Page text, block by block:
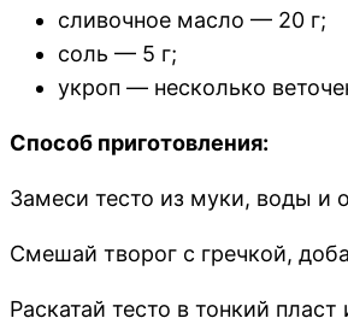
сливочное масло — 20 г;
соль — 5 г;
укроп — несколько
Способ приготовления:
Замеси тесто из муки, воды и
Смешай творог с гречкой,
Раскатай тесто в тонкий